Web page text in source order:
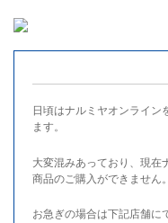
日頃はナルミヤオンライン
ます。
大変混みあっており、現在
商品のご購入ができません。
お急ぎの場合は下記店舗に